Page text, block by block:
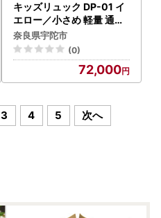
キッズリュック DP-01 イ
エロー／小さめ 軽量 通学
遠足 幼稚園 小学生 かわい
い おしゃれ 子供 丈夫 バッ
クパック チェストベルト
付き リュックサック ふる
さと納税
奈良県宇陀市
(0)
72,000
3 4 5 次へ